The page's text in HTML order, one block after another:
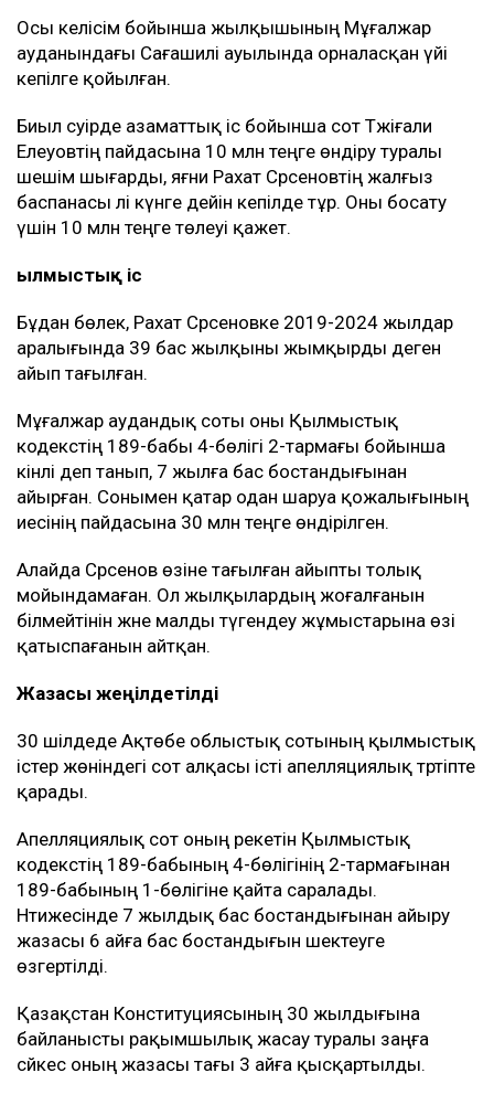
Осы келісім бойынша жылқышының Мұғалжар
ауданындағы Сағашилі ауылында орналасқан үйі
кепілге қойылған.
Биыл сәуірде азаматтық іс бойынша сот Тәжіғали
Елеуовтің пайдасына 10 млн теңге өндіру туралы
шешім шығарды, яғни Рахат Сәрсеновтің жалғыз
баспанасы әлі күнге дейін кепілде тұр. Оны босату
үшін 10 млн теңге төлеуі қажет.
Қылмыстық іс
Бұдан бөлек, Рахат Сәрсеновке 2019-2024 жылдар
аралығында 39 бас жылқыны жымқырды деген
айып тағылған.
Мұғалжар аудандық соты оны Қылмыстық
кодекстің 189-бабы 4-бөлігі 2-тармағы бойынша
кінәлі деп танып, 7 жылға бас бостандығынан
айырған. Сонымен қатар одан шаруа қожалығының
иесінің пайдасына 30 млн теңге өндірілген.
Алайда Сәрсенов өзіне тағылған айыпты толық
мойындамаған. Ол жылқылардың жоғалғанын
білмейтінін және малды түгендеу жұмыстарына өзі
қатыспағанын айтқан.
Жазасы жеңілдетілді
30 шілдеде Ақтөбе облыстық сотының қылмыстық
істер жөніндегі сот алқасы істі апелляциялық тәртіпте
қарады.
Апелляциялық сот оның әрекетін Қылмыстық
кодекстің 189-бабының 4-бөлігінің 2-тармағынан
189-бабының 1-бөлігіне қайта саралады.
Нәтижесінде 7 жылдық бас бостандығынан айыру
жазасы 6 айға бас бостандығын шектеуге
өзгертілді.
Қазақстан Конституциясының 30 жылдығына
байланысты рақымшылық жасау туралы заңға
сәйкес оның жазасы тағы 3 айға қысқартылды.